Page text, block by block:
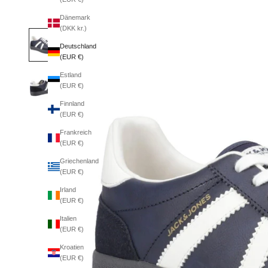
Dänemark
(DKK kr.)
Deutschland
(EUR €)
Estland
(EUR €)
Finnland
(EUR €)
Frankreich
(EUR €)
Griechenland
(EUR €)
Irland
(EUR €)
Italien
(EUR €)
Kroatien
(EUR €)